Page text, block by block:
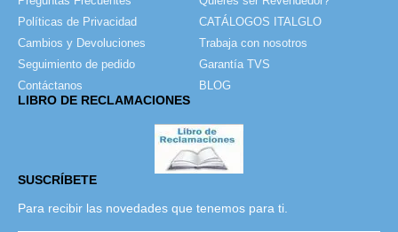
Políticas de Privacidad
Cambios y Devoluciones
Seguimiento de pedido
Contáctanos
CATÁLOGOS ITALGLO
Trabaja con nosotros
Garantía TVS
BLOG
LIBRO DE RECLAMACIONES
SUSCRÍBETE
Para recibir las novedades que tenemos para ti.